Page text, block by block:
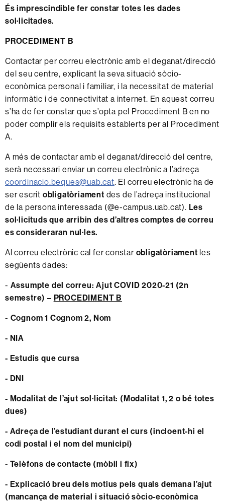
És imprescindible fer constar totes les dades
sol·licitades.
PROCEDIMENT B
Contactar per correu electrònic amb el deganat/direcció
del seu centre, explicant la seva situació sòcio-
econòmica personal i familiar, i la necessitat de material
informàtic i de connectivitat a internet. En aquest correu
s’ha de fer constar que s’opta pel Procediment B en no
poder complir els requisits establerts per al Procediment
A.
A més de contactar amb el deganat/direcció del centre,
serà necessari enviar un correu electrònic a l’adreça
coordinacio.beques@uab.cat. El correu electrònic ha de
ser escrit obligatòriament des de l’adreça institucional
de la persona interessada (@e-campus.uab.cat). Les
sol·licituds que arribin des d’altres comptes de correu
es consideraran nul·les.
Al correu electrònic cal fer constar obligatòriament les
següents dades:
- Assumpte del correu: Ajut COVID 2020-21 (2n
semestre) – PROCEDIMENT B
- Cognom 1 Cognom 2, Nom
- NIA
- Estudis que cursa
- DNI
- Modalitat de l’ajut sol·licitat: (Modalitat 1, 2 o bé totes
dues)
- Adreça de l’estudiant durant el curs (incloent-hi el
codi postal i el nom del municipi)
- Telèfons de contacte (mòbil i fix)
- Explicació breu dels motius pels quals demana l’ajut
(mancança de material i situació sòcio-econòmica